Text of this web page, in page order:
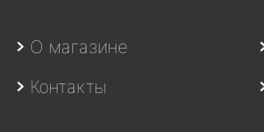
О магазине
Контакты